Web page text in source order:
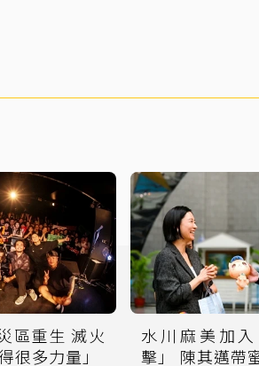
區重生 滅火
很多力量」
水川麻美加
擊」 陳其邁帶